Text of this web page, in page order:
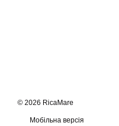
© 2026 RicaMare
Мобільна версія